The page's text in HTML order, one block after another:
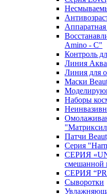
Amino - C"
Контроль
Линия
Линия для
Маски
Наборы
Патчи
Серия
СЕРИЯ
смешанной
СЕРИЯ
Сыворотки